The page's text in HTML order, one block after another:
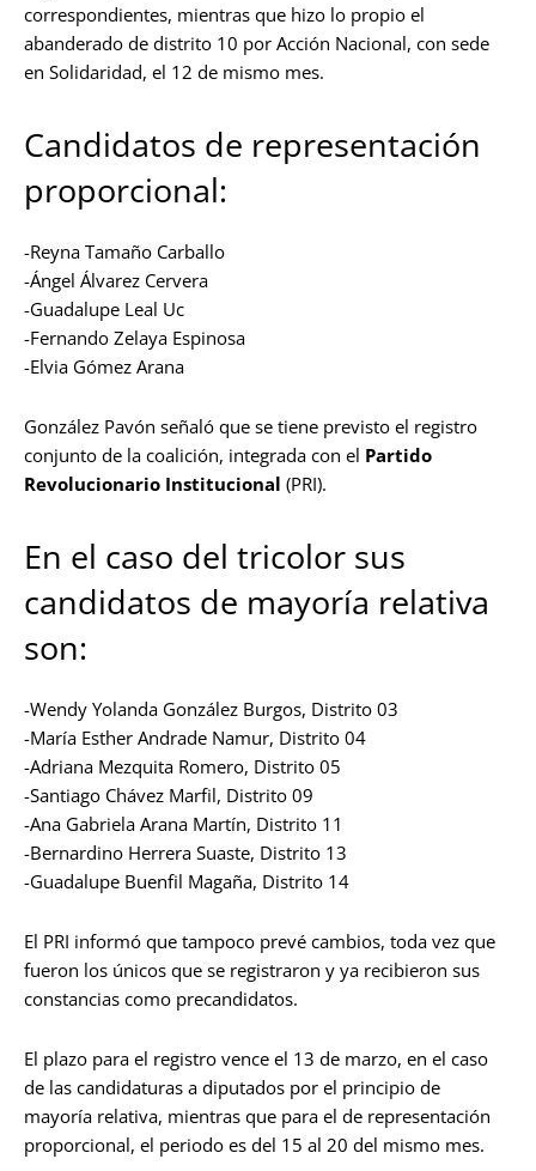
correspondientes, mientras que hizo lo propio el
abanderado de distrito 10 por Acción Nacional, con sede
en Solidaridad, el 12 de mismo mes.
Candidatos de representación
proporcional:
-Reyna Tamaño Carballo
-Ángel Álvarez Cervera
-Guadalupe Leal Uc
-Fernando Zelaya Espinosa
-Elvia Gómez Arana
González Pavón señaló que se tiene previsto el registro
conjunto de la coalición, integrada con el Partido
Revolucionario Institucional (PRI).
En el caso del tricolor sus
candidatos de mayoría relativa
son:
-Wendy Yolanda González Burgos, Distrito 03
-María Esther Andrade Namur, Distrito 04
-Adriana Mezquita Romero, Distrito 05
-Santiago Chávez Marfil, Distrito 09
-Ana Gabriela Arana Martín, Distrito 11
-Bernardino Herrera Suaste, Distrito 13
-Guadalupe Buenfil Magaña, Distrito 14
El PRI informó que tampoco prevé cambios, toda vez que
fueron los únicos que se registraron y ya recibieron sus
constancias como precandidatos.
El plazo para el registro vence el 13 de marzo, en el caso
de las candidaturas a diputados por el principio de
mayoría relativa, mientras que para el de representación
proporcional, el periodo es del 15 al 20 del mismo mes.